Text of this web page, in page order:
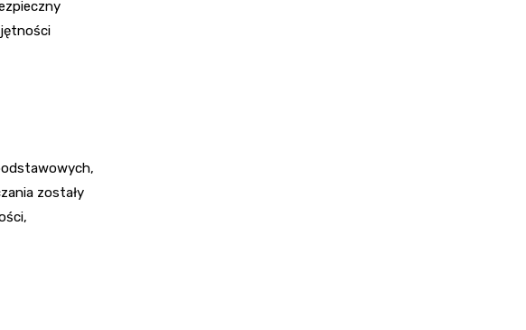
zostały